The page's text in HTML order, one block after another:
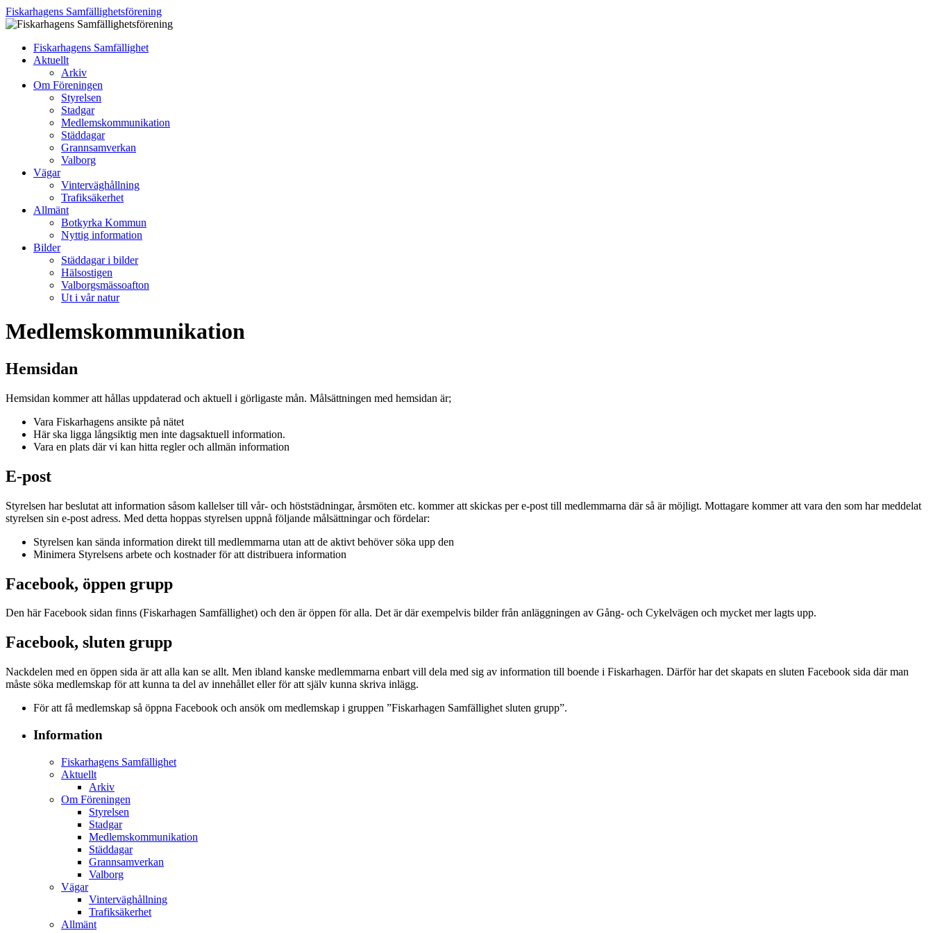
Fiskarhagens Samfällighetsförening
HoppaFiskarhagens Samfällighet
Aktuellt
Arkiv
Om Föreningen
Styrelsen
Stadgar
Medlemskommunikation
Städdagar
Grannsamverkan
Valborg
Vägar
Vinterväghållning
Trafiksäkerhet
Allmänt
Botkyrka Kommun
Nyttig information
Bilder
Städdagar i bilder
Hälsostigen
Valborgsmässoafton
Ut i vår natur
Medlemskommunikation
Hemsidan
Hemsidan kommer att hållas uppdaterad och aktuell i görligaste mån. Målsättningen med hemsidan är;
Vara Fiskarhagens ansikte på nätet
Här ska ligga långsiktig men inte dagsaktuell information.
Vara en plats där vi kan hitta regler och allmän information
E-post
Styrelsen har beslutat att information såsom kallelser till vår- och höststädningar, årsmöten etc. kommer att skickas per e-post till medlemmarna där så är möjligt. Mottagare kommer att vara den som har meddelat
styrelsen sin e-post adress. Med detta hoppas styrelsen uppnå följande målsättningar och fördelar:
Styrelsen kan sända information direkt till medlemmarna utan att de aktivt behöver söka upp den
Minimera Styrelsens arbete och kostnader för att distribuera information
Facebook, öppen grupp
Den här Facebook sidan finns (Fiskarhagen Samfällighet) och den är öppen för alla. Det är där exempelvis bilder från anläggningen av Gång- och Cykelvägen och mycket mer lagts upp.
Facebook, sluten grupp
Nackdelen med en öppen sida är att alla kan se allt. Men ibland kanske medlemmarna enbart vill dela med sig av information till boende i Fiskarhagen. Därför har det skapats en sluten Facebook sida där man
måste söka medlemskap för att kunna ta del av innehållet eller för att själv kunna skriva inlägg.
För att få medlemskap så öppna Facebook och ansök om medlemskap i gruppen ”Fiskarhagen Samfällighet sluten grupp”.
Information
Fiskarhagens Samfällighet
Aktuellt
Arkiv
Om Föreningen
Styrelsen
Stadgar
Medlemskommunikation
Städdagar
Grannsamverkan
Valborg
Vägar
Vinterväghållning
Trafiksäkerhet
Allmänt